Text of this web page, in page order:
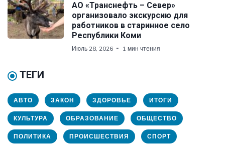
АО «Транснефть – Север»
организовало экскурсию для
работников в старинное село
Республики Коми
Июль 28, 2026 1 мин чтения
ТЕГИ
АВТО ЗАКОН ЗДОРОВЬЕ ИТОГИ
КУЛЬТУРА ОБРАЗОВАНИЕ ОБЩЕСТВО
ПОЛИТИКА ПРОИСШЕСТВИЯ СПОРТ